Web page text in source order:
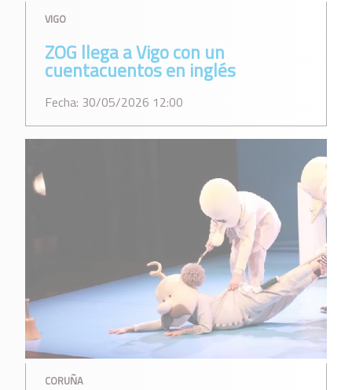
VIGO
ZOG llega a Vigo con un
cuentacuentos en inglés
Fecha: 30/05/2026 12:00
CORUÑA